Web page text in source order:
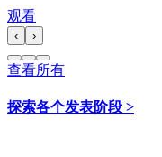
观看
‹ ›
查看所有
探索各个发表阶段 >